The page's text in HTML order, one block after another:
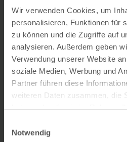
Wir verwenden Cookies, um
personalisieren, Funktionen für
zu können und die Zugriffe auf
analysieren. Außerdem geben
Verwendung unserer Website
soziale Medien, Werbung und
Partner führen diese
weiteren Daten zusammen, die
Notwendig